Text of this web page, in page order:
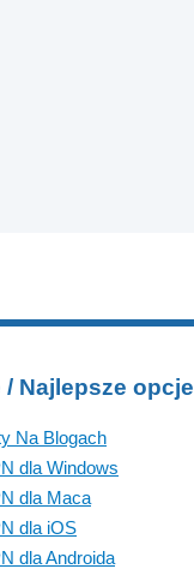
/ Najlepsze opcje
Na Blogach
dla Windows
dla Maca
dla iOS
dla Androida